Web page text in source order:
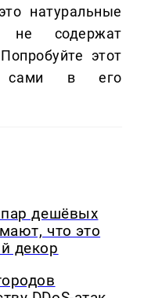
натуральные
не содержат
этот
сами в его
дешёвых
что это
декор